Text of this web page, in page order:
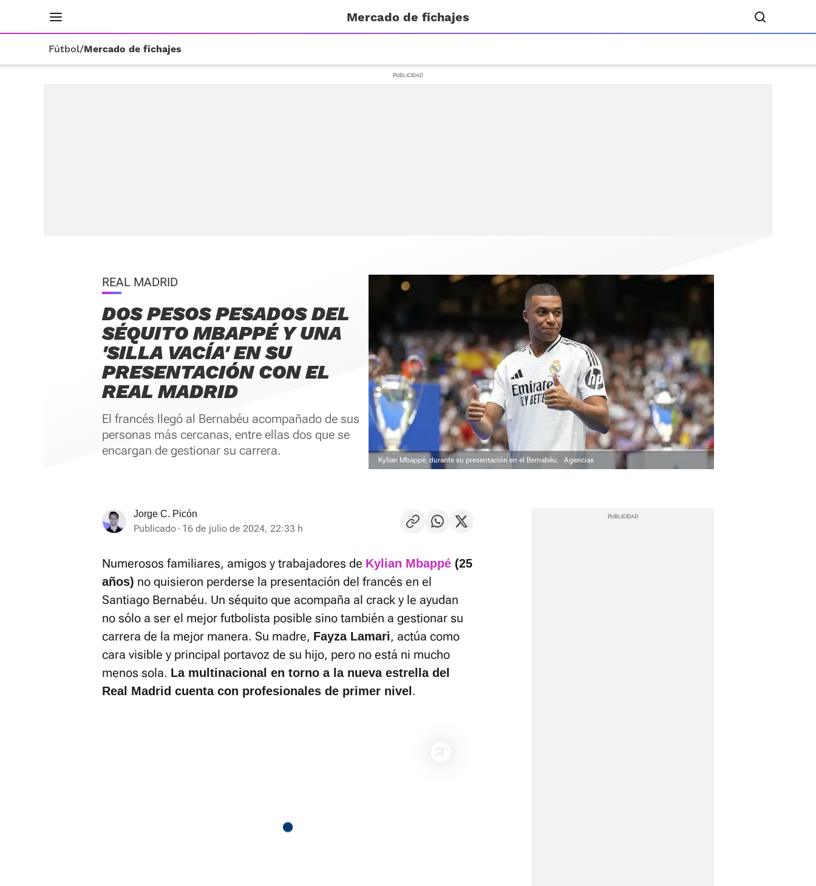
Mercado de fichajes
Fútbol/Mercado de fichajes
REAL MADRID
DOS PESOS PESADOS DEL
SÉQUITO MBAPPÉ Y UNA
'SILLA VACÍA' EN SU
PRESENTACIÓN CON EL
REAL MADRID
El francés llegó al Bernabéu acompañado de sus
personas más cercanas, entre ellas dos que se
encargan de gestionar su carrera.
Kylian Mbappé, durante su presentación en el Bernabéu. Agencias
Jorge C. Picón
Publicado 16 de julio de 2024, 22:33 h
Numerosos familiares, amigos y trabajadores de Kylian Mbappé (25
años) no quisieron perderse la presentación del francés en el
Santiago Bernabéu. Un séquito que acompaña al crack y le ayudan
no sólo a ser el mejor futbolista posible sino también a gestionar su
carrera de la mejor manera. Su madre, Fayza Lamari, actúa como
cara visible y principal portavoz de su hijo, pero no está ni mucho
menos sola. La multinacional en torno a la nueva estrella del
Real Madrid cuenta con profesionales de primer nivel .